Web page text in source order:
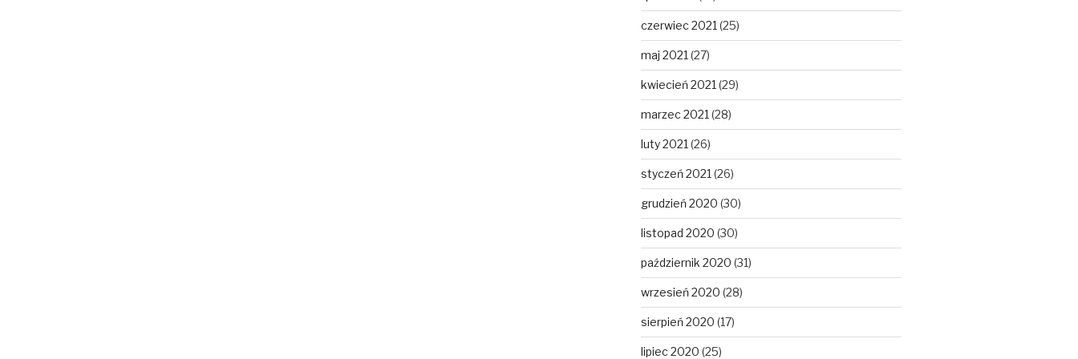
czerwiec 2021 (25)
maj 2021 (27)
kwiecień 2021 (29)
marzec 2021 (28)
luty 2021 (26)
styczeń 2021 (26)
grudzień 2020 (30)
listopad 2020 (30)
październik 2020 (31)
wrzesień 2020 (28)
sierpień 2020 (17)
lipiec 2020 (25)